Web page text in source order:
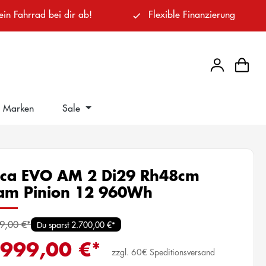
Fahrrad bei dir ab! Flexible Finanzierung
Marken Sale
EVO AM 2 Di29 Rh48cm
Pinion 12 960Wh
€* Du sparst 2.700,00 €*
€* zzgl. 60€ Speditionsversand